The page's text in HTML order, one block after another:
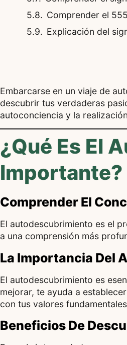
Comprender el
Explicación del
Embarcarse en un viaje de
descubrir tus verdaderas
autoconciencia y la
¿Qué Es El
Importante?
Comprender El
El autodescubrimiento es el
a una comprensión más
La Importancia Del
El autodescubrimiento es
mejorar, te ayuda a
con tus valores
Beneficios De